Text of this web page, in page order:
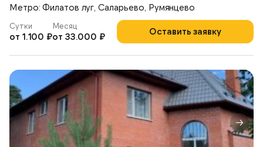
Метро: Филатов луг, Саларьево, Румянцево
Оставить заявку
Сутки
от 1.100 ₽
Месяц
от 33.000 ₽